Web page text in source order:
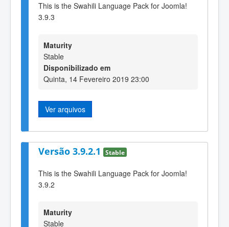
This is the Swahili Language Pack for Joomla!
3.9.3
Maturity
Stable
Disponibilizado em
Quinta, 14 Fevereiro 2019 23:00
Ver arquivos
Versão 3.9.2.1 Stable
This is the Swahili Language Pack for Joomla!
3.9.2
Maturity
Stable